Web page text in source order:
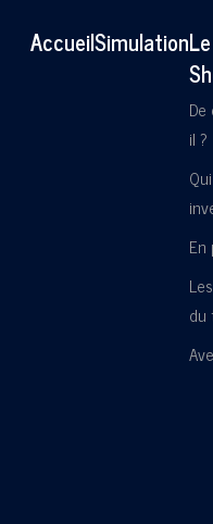
AccueilSimulation
il ?
du